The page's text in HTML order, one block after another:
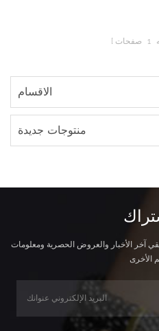
1 صفحات
الاقسام
منتوجات جديدة
آخر الأخبار والعروض الحصرية ومعلومات